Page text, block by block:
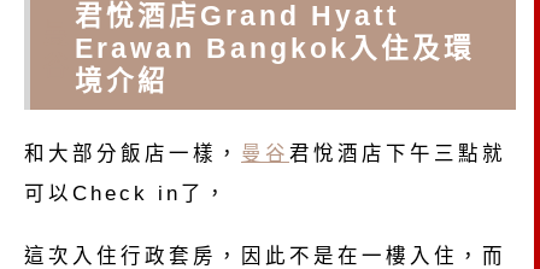
君悅酒店Grand Hyatt
Erawan Bangkok入住及環
境介紹
和大部分飯店一樣， 曼谷 君悅酒店下午三點就
可以Check in了，
這次入住行政套房，因此不是在一樓入住，而